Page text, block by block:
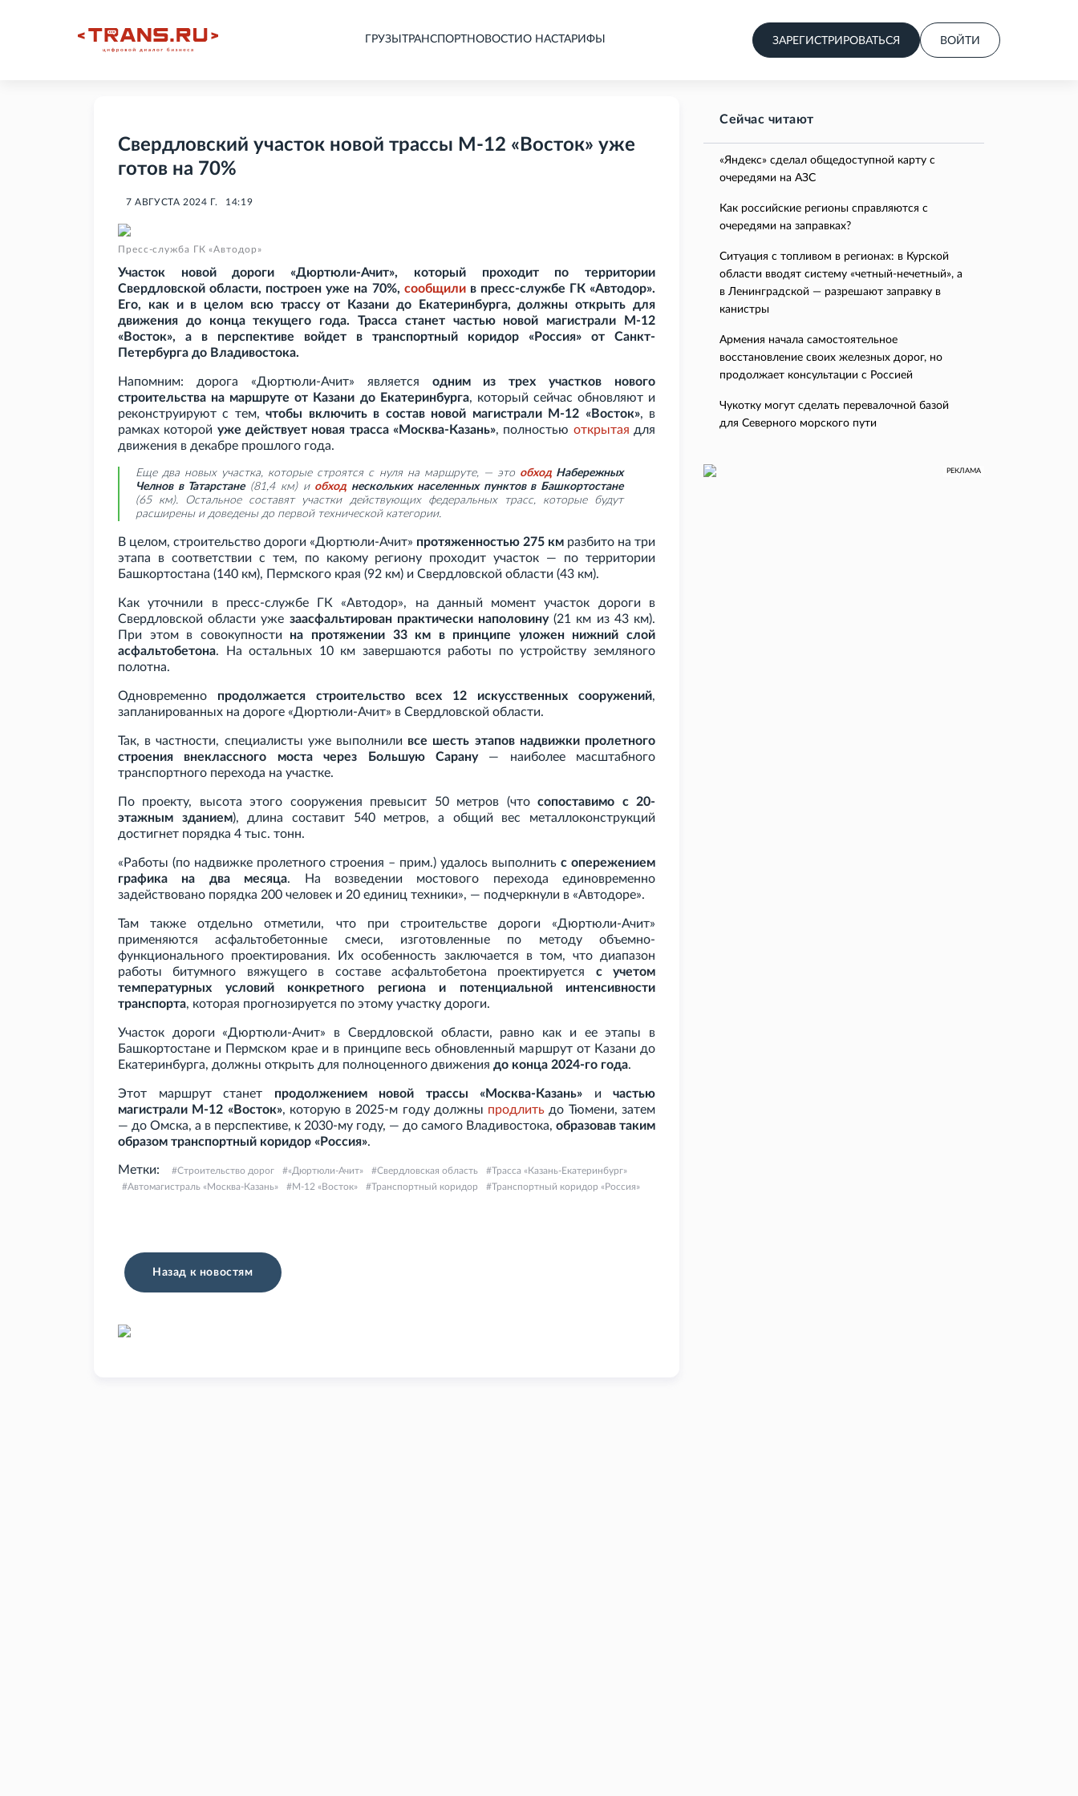
ГРУЗЫ ТРАНСПОРТНОВОСТИ О НАСТАРИФЫ ЗАРЕГИСТРИРОВАТЬСЯ ВОЙТИ
Свердловский участок новой трассы М-12 «Восток» уже
готов на 70%
7 АВГУСТА 2024 Г. 14:19
Пресс-служба ГК «Автодор»
Участок новой дороги «Дюртюли-Ачит», который проходит по территории
Свердловской области, построен уже на 70%, сообщилив пресс-службе ГК «Автодор».
Его, как и в целом всю трассу от Казани до Екатеринбурга, должны открыть для
движения до конца текущего года. Трасса станет частью новой магистрали М-12
«Восток», а в перспективе войдет в транспортный коридор «Россия» от Санкт-
Петербурга до Владивостока.
Напомним: дорога «Дюртюли-Ачит» является одним из трех участков нового
строительства на маршруте от Казани до Екатеринбурга, который сейчас обновляют и
реконструируют с тем,чтобы включить в состав новой магистрали М-12 «Восток», в
рамках которой уже действует новая трасса «Москва-Казань», полностью открытая для
движения в декабре прошлого года.
Еще два новых участка, которые строятся с нуля на маршруте, — это обходНабережных
Челнов в Татарстане(81,4 км) и обход нескольких населенных пунктов в Башкортостане
(65
км). Остальное составят участки действующих федеральных трасс, которые будут
расширены и доведены до первой технической категории.
В целом, строительство дороги «Дюртюли-Ачит» протяженностью 275 км разбито на три
этапа в соответствии с тем, по какому региону проходит участок — по территории
Башкортостана (140 км), Пермского края (92 км) и Свердловской области (43 км).
Как уточнили в пресс-службе ГК
«Автодор», на данный момент участок дороги в
Свердловской области уже заасфальтирован практически наполовину(21 км из 43 км).
При этом в совокупности на протяжении 33
км в принципе уложен нижний слой
асфальтобетона. На остальных 10 км завершаются работы по устройству земляного
полотна.
Одновременно продолжается строительство всех 12 искусственных сооружений,
запланированных на дороге «Дюртюли-Ачит» в Свердловской области.
Так, в частности, специалисты уже выполнили все шесть этапов надвижки пролетного
строения внеклассного моста через Большую Сарану— наиболее масштабного
транспортного перехода на участке.
По проекту, высота этого сооружения превысит 50 метров (чтосопоставимо с 20-
этажным зданием), длина составит 540
метров, а общий вес металлоконструкций
достигнет порядка 4 тыс. тонн.
«Работы (по надвижке пролетного строения – прим.) удалось выполнить с опережением
графика на два месяца. На возведении мостового перехода единовременно
задействовано порядка 200 человек и 20 единиц техники», — подчеркнули в «Автодоре».
Там также отдельно отметили, что при строительстве дороги «Дюртюли-Ачит»
применяются асфальтобетонные смеси, изготовленные по методу объемно-
функционального проектирования. Их особенность заключается в том, что диапазон
работы битумного вяжущего в составе асфальтобетона проектируется с учетом
температурных условий конкретного региона и потенциальной интенсивности
транспорта, которая прогнозируется по этому участку дороги.
Участок дороги «Дюртюли-Ачит» в Свердловской области, равно как и ее этапы в
Башкортостане и Пермском крае и в принципе весь обновленный маршрут от Казани до
Екатеринбурга, должны открыть для полноценного движения до конца 2024-го года.
Этот маршрут станет продолжением новой трассы «Москва-Казань» и частью
магистрали М-12 «Восток», которую в 2025-м году должны продлить до Тюмени, затем
— до Омска, а в перспективе, к 2030-му году, — до самого Владивостока, образовав таким
образом транспортный коридор «Россия».
Метки: Строительство дорог «Дюртюли-Ачит» Свердловская область
Трасса «Казань-Екатеринбург»
Автомагистраль «Москва-Казань»
М-12 «Восток» Транспортный коридор Транспортный коридор «Россия»
Назад к новостям
Сейчас читают
«Яндекс» сделал общедоступной карту с
очередями на АЗС
Как российские регионы справляются с
очередями на заправках?
Ситуация с топливом в регионах: в Курской
области вводят систему «четный-нечетный», а
в Ленинградской — разрешают заправку в
канистры
Армения начала самостоятельное
восстановление своих железных дорог, но
продолжает консультации с Россией
Чукотку могут сделать перевалочной базой
для Северного морского пути
РЕКЛАМА